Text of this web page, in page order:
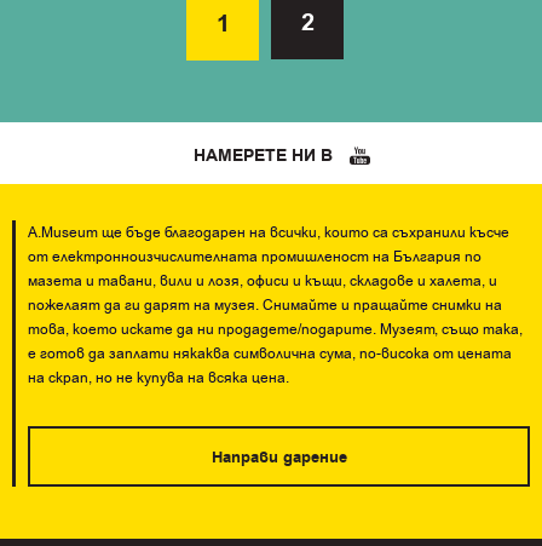
1 2
НАМЕРЕТЕ НИ В
A.Museum ще бъде благодарен на всички, които са съхранили късче
от електронноизчислителната промишленост на България по
мазета и тавани, вили и лозя, офиси и къщи, складове и халета, и
пожелаят да ги дарят на музея. Снимайте и пращайте снимки на
това, което искате да ни продадете/подарите. Музеят, също така,
е готов да заплати някаква символична сума, по-висока от цената
на скрап, но не купува на всяка цена.
Направи дарение